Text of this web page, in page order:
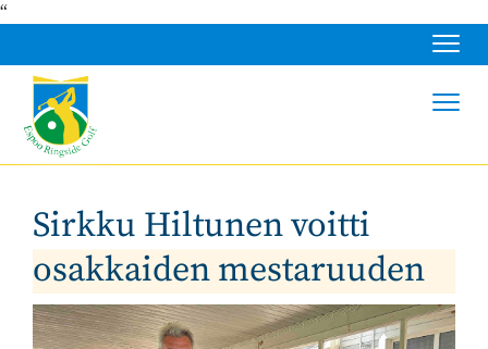
“
Sirkku Hiltunen voitti
osakkaiden mestaruuden